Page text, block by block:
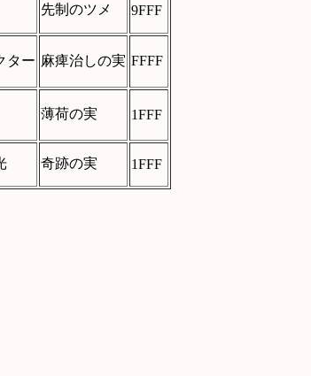
先制のツメ 9FFF
ター 麻痺治しの実 FFFF
薄荷の実 1FFF
奇跡の実 1FFF